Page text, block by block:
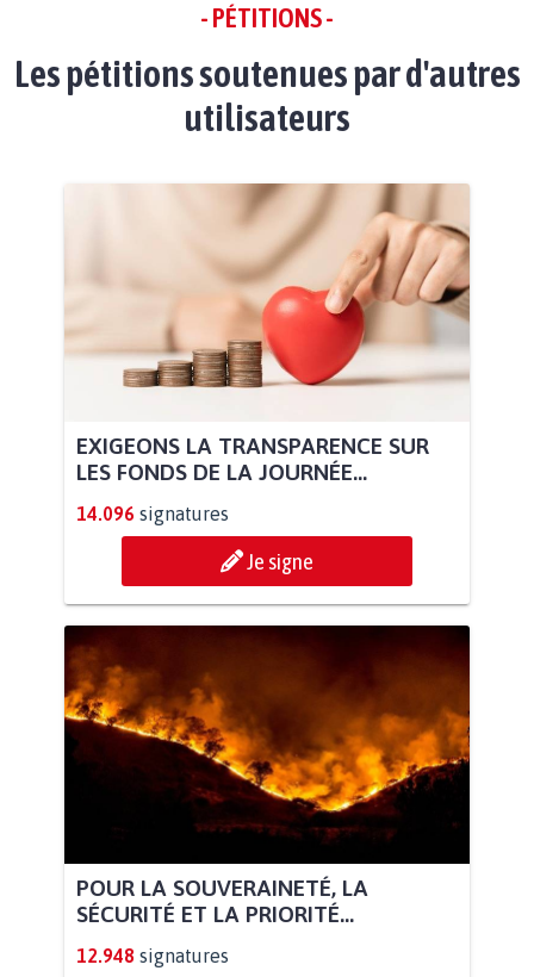
- PÉTITIONS -
Les pétitions soutenues par d'autres
utilisateurs
EXIGEONS LA TRANSPARENCE SUR
LES FONDS DE LA JOURNÉE...
14.096 signatures
Je signe
POUR LA SOUVERAINETÉ, LA
SÉCURITÉ ET LA PRIORITÉ...
12.948 signatures